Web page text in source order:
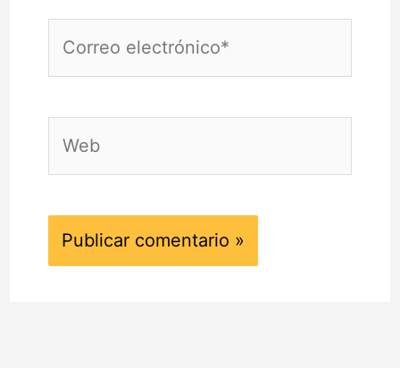
electrónico*